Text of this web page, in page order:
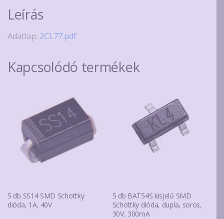
mennyiség
Leírás
Adatlap: 2CL77.pdf
Kapcsolódó termékek
5 db SS14 SMD Schottky
dióda, 1A, 40V
5 db BAT54S kisjelű SMD
Schottky dióda, dupla, soros,
30V, 300mA